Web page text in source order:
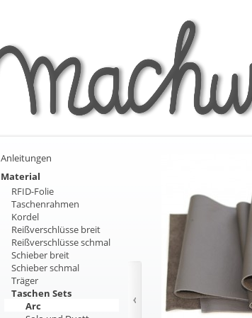
Anleitungen
Material
RFID-Folie
Taschenrahmen
Kordel
Reißverschlüsse breit
Reißverschlüsse schmal
Schieber breit
Schieber schmal
Träger
Taschen Sets
Arc